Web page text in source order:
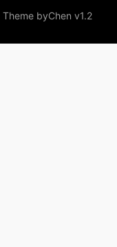
Theme byChen v1.2